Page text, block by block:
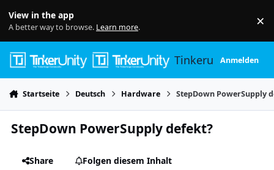
View in the app
A better way to browse. Learn more. ×
TinkerunityAnmelden
Startseite Deutsch Hardware StepDown PowerSupply
StepDown PowerSupply defekt?
Share
Folgen diesem Inhalt